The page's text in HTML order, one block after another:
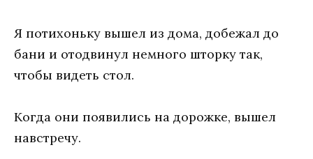
Я потихоньку вышел из дома, добежал до
бани и отодвинул немного шторку так,
чтобы видеть стол.
Когда они появились на дорожке, вышел
навстречу.